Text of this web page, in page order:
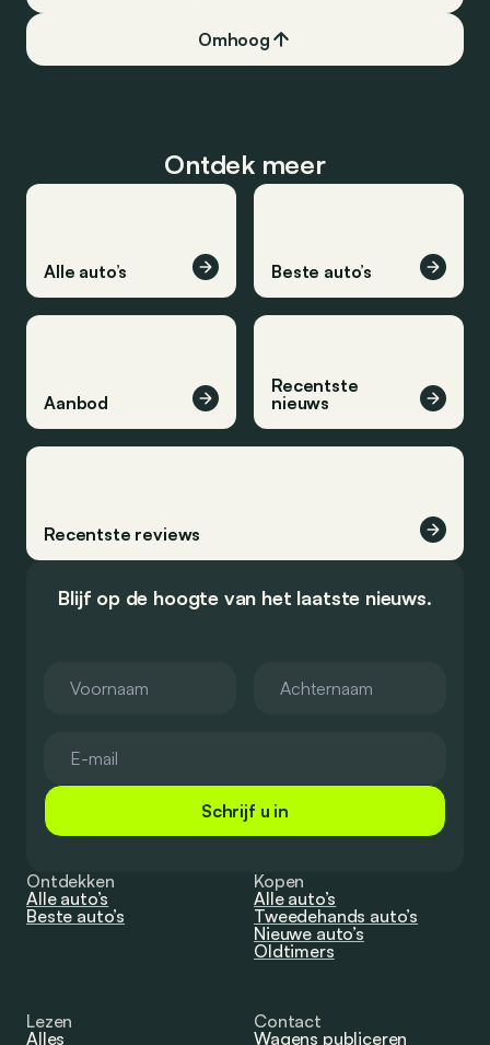
Omhoog
Ontdek meer
Alle auto’s Beste auto’s
Aanbod
Recentste
nieuws
Recentste reviews
Blijf op de hoogte van het laatste nieuws.
Schrijf u in
Ontdekken
Alle auto’s
Beste auto’s
Kopen
Alle auto’s
Tweedehands auto’s
Nieuwe auto’s
Oldtimers
Lezen
Alles
Contact
Wagens publiceren